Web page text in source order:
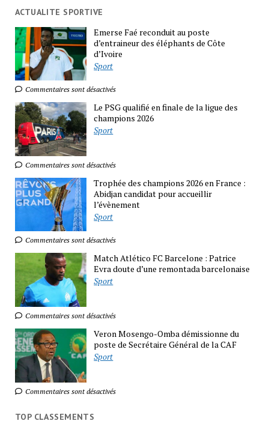
ACTUALITE SPORTIVE
Emerse Faé reconduit au poste
d’entraineur des éléphants de Côte
d’Ivoire
Sport
Commentaires sont désactivés
Le PSG qualifié en finale de la ligue des
champions 2026
Sport
Commentaires sont désactivés
Trophée des champions 2026 en France :
Abidjan candidat pour accueillir
l’évènement
Sport
Commentaires sont désactivés
Match Atlético FC Barcelone : Patrice
Evra doute d’une remontada barcelonaise
Sport
Commentaires sont désactivés
Veron Mosengo-Omba démissionne du
poste de Secrétaire Général de la CAF
Sport
Commentaires sont désactivés
TOP CLASSEMENTS